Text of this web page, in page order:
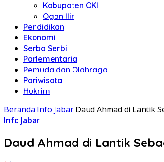
Kabupaten OKI
Ogan Ilir
Pendidikan
Ekonomi
Serba Serbi
Parlementaria
Pemuda dan Olahraga
Pariwisata
Hukrim
Beranda Info Jabar Daud Ahmad di Lantik
Info Jabar
Daud Ahmad di Lantik